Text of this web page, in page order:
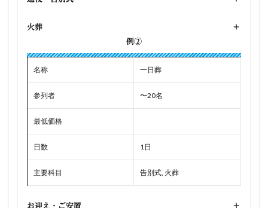
火葬
+
例②
名称 一日葬
参列者 〜20名
最低価格
日数 1日
主要科目 告別式, 火葬
お迎え・ご安置 +